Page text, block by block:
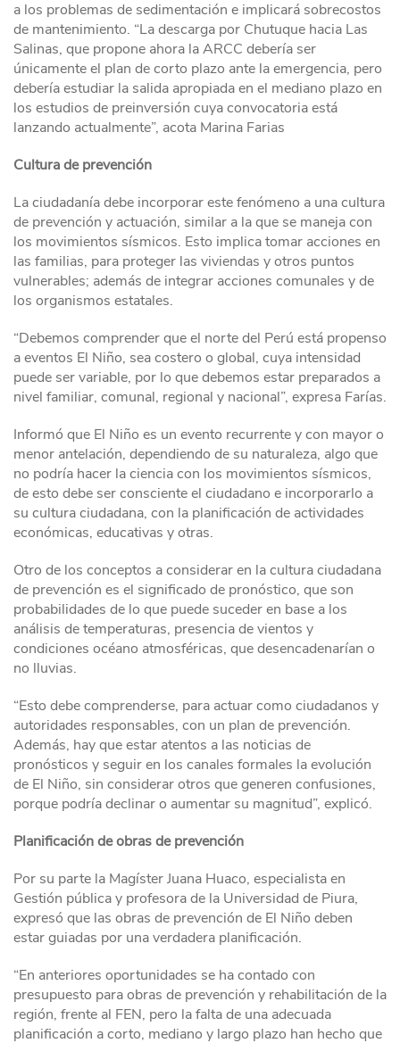
a los problemas de sedimentación e implicará sobrecostos
de mantenimiento. “La descarga por Chutuque hacia Las
Salinas, que propone ahora la ARCC debería ser
únicamente el plan de corto plazo ante la emergencia, pero
debería estudiar la salida apropiada en el mediano plazo en
los estudios de preinversión cuya convocatoria está
lanzando actualmente”, acota Marina Farias
Cultura de prevención
La ciudadanía debe incorporar este fenómeno a una cultura
de prevención y actuación, similar a la que se maneja con
los movimientos sísmicos. Esto implica tomar acciones en
las familias, para proteger las viviendas y otros puntos
vulnerables; además de integrar acciones comunales y de
los organismos estatales.
“Debemos comprender que el norte del Perú está propenso
a eventos El Niño, sea costero o global, cuya intensidad
puede ser variable, por lo que debemos estar preparados a
nivel familiar, comunal, regional y nacional”, expresa Farías.
Informó que El Niño es un evento recurrente y con mayor o
menor antelación, dependiendo de su naturaleza, algo que
no podría hacer la ciencia con los movimientos sísmicos,
de esto debe ser consciente el ciudadano e incorporarlo a
su cultura ciudadana, con la planificación de actividades
económicas, educativas y otras.
Otro de los conceptos a considerar en la cultura ciudadana
de prevención es el significado de pronóstico, que son
probabilidades de lo que puede suceder en base a los
análisis de temperaturas, presencia de vientos y
condiciones océano atmosféricas, que desencadenarían o
no lluvias.
“Esto debe comprenderse, para actuar como ciudadanos y
autoridades responsables, con un plan de prevención.
Además, hay que estar atentos a las noticias de
pronósticos y seguir en los canales formales la evolución
de El Niño, sin considerar otros que generen confusiones,
porque podría declinar o aumentar su magnitud”, explicó.
Planificación de obras de prevención
Por su parte la Magíster Juana Huaco, especialista en
Gestión pública y profesora de la Universidad de Piura,
expresó que las obras de prevención de El Niño deben
estar guiadas por una verdadera planificación.
“En anteriores oportunidades se ha contado con
presupuesto para obras de prevención y rehabilitación de la
región, frente al FEN, pero la falta de una adecuada
planificación a corto, mediano y largo plazo han hecho que